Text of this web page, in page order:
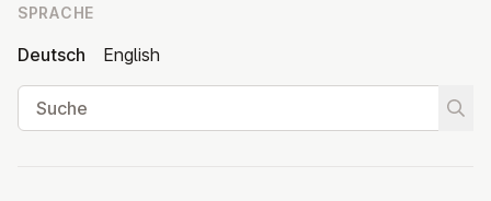
SPRACHE
Deutsch
English
Suche